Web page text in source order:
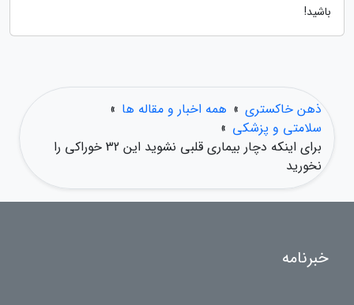
باشید!
ذهن خاکستری » همه اخبار و مقاله ها »
سلامتی و پزشکی »
برای اینکه دچار بیماری قلبی نشوید این 32 خوراکی را
نخورید
خبرنامه